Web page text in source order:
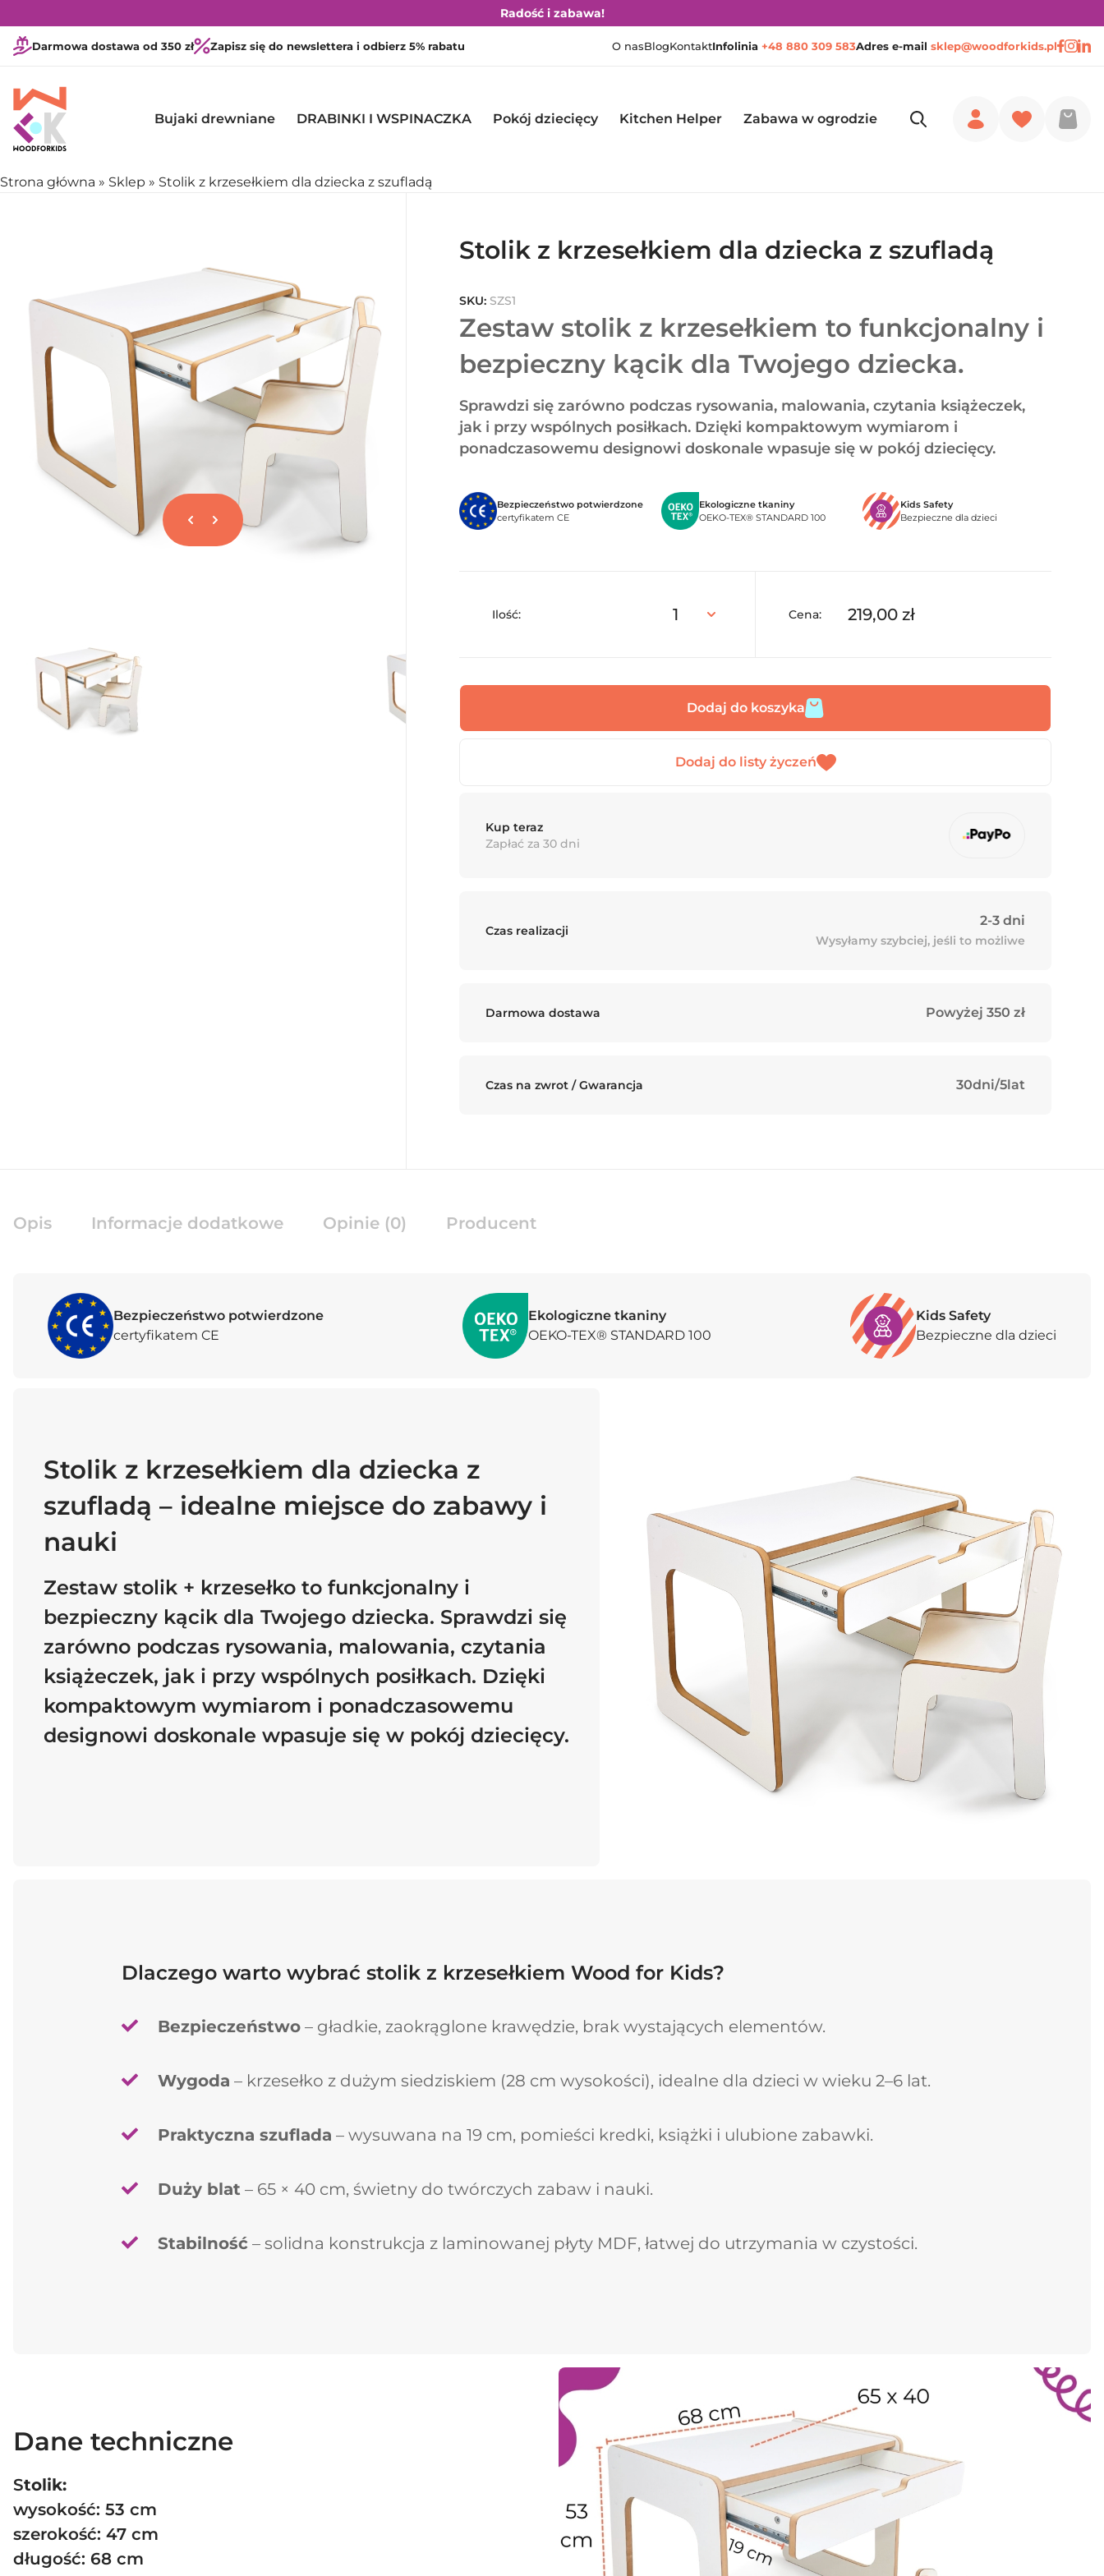
Radość i zabawa!
Darmowa dostawa od 350 zł Zapisz się do newslettera i odbierz 5% rabatu O nasBlogKontaktInfolinia +48 880 309 583Adres e-mail sklep@woodforkids.pl
Bujaki drewniane DRABINKI I WSPINACZKA Pokój dziecięcy Kitchen Helper Zabawa w ogrodzie
Strona główna » Sklep » Stolik z krzesełkiem dla dziecka z szufladą
Stolik z krzesełkiem dla dziecka z szufladą
SKU: SZS1
Zestaw stolik z krzesełkiem to funkcjonalny i
bezpieczny kącik dla Twojego dziecka.
Sprawdzi się zarówno podczas rysowania, malowania, czytania książeczek,
jak i przy wspólnych posiłkach. Dzięki kompaktowym wymiarom i
ponadczasowemu designowi doskonale wpasuje się w pokój dziecięcy.
Bezpieczeństwo potwierdzone
certyfikatem CE
Ekologiczne tkaniny
OEKO-TEX® STANDARD 100
Kids Safety
Bezpieczne dla dzieci
Ilość: Cena: 219,00 zł
Dodaj do koszyka
Kup teraz
Zapłać za 30 dni
Czas realizacji
2-3 dni
Wysyłamy szybciej, jeśli to możliwe
Darmowa dostawa Powyżej 350 zł
Czas na zwrot / Gwarancja 30dni/5lat
Opis Informacje dodatkowe Opinie (0) Producent
Bezpieczeństwo potwierdzone
certyfikatem CE
Ekologiczne tkaniny
OEKO-TEX® STANDARD 100
Kids Safety
Bezpieczne dla dzieci
Stolik z krzesełkiem dla dziecka z
szufladą – idealne miejsce do zabawy i
nauki
Zestaw stolik + krzesełko to funkcjonalny i
bezpieczny kącik dla Twojego dziecka. Sprawdzi się
zarówno podczas rysowania, malowania, czytania
książeczek, jak i przy wspólnych posiłkach. Dzięki
kompaktowym wymiarom i ponadczasowemu
designowi doskonale wpasuje się w pokój dziecięcy.
Dlaczego warto wybrać stolik z krzesełkiem Wood for Kids?
Bezpieczeństwo – gładkie, zaokrąglone krawędzie, brak wystających elementów.
Wygoda – krzesełko z dużym siedziskiem (28 cm wysokości), idealne dla dzieci w wieku 2–6 lat.
Praktyczna szuflada – wysuwana na 19 cm, pomieści kredki, książki i ulubione zabawki.
Duży blat – 65 × 40 cm, świetny do twórczych zabaw i nauki.
Stabilność – solidna konstrukcja z laminowanej płyty MDF, łatwej do utrzymania w czystości.
Dane techniczne
Stolik:
wysokość: 53 cm
szerokość: 47 cm
długość: 68 cm